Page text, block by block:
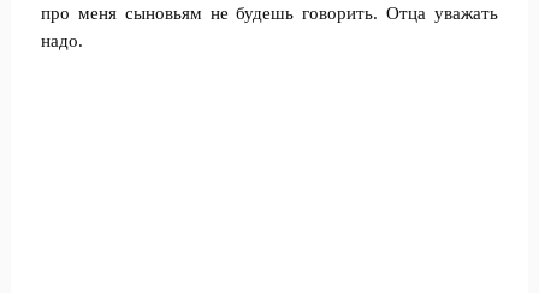
про меня сыновьям не будешь говорить. Отца уважать
надо.